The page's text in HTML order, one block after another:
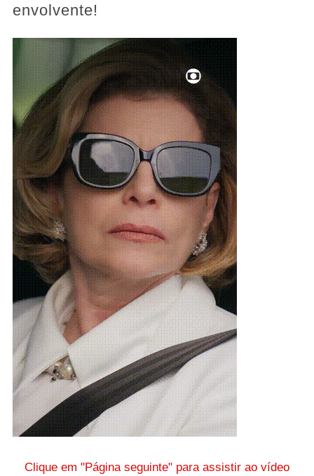
envolvente!
Clique em "Página seguinte" para assistir ao vídeo